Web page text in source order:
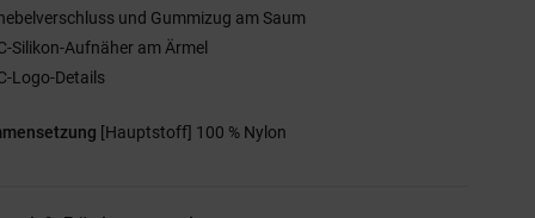
und Gummizug am Saum
Silikon-Aufnäher am Ärmel
Logo-Details
[Hauptstoff] 100 % Nylon